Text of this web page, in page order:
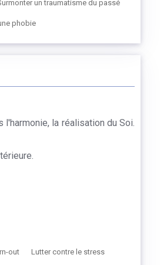
un traumatisme du passé
phobie
la réalisation du Soi.
out Lutter contre le stress